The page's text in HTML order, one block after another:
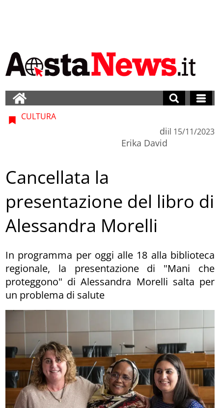
CULTURA
di
Erika David
il 15/11/2023
Cancellata la
presentazione del libro di
Alessandra Morelli
In programma per oggi alle 18 alla biblioteca
regionale, la presentazione di "Mani che
proteggono" di Alessandra Morelli salta per
un problema di salute